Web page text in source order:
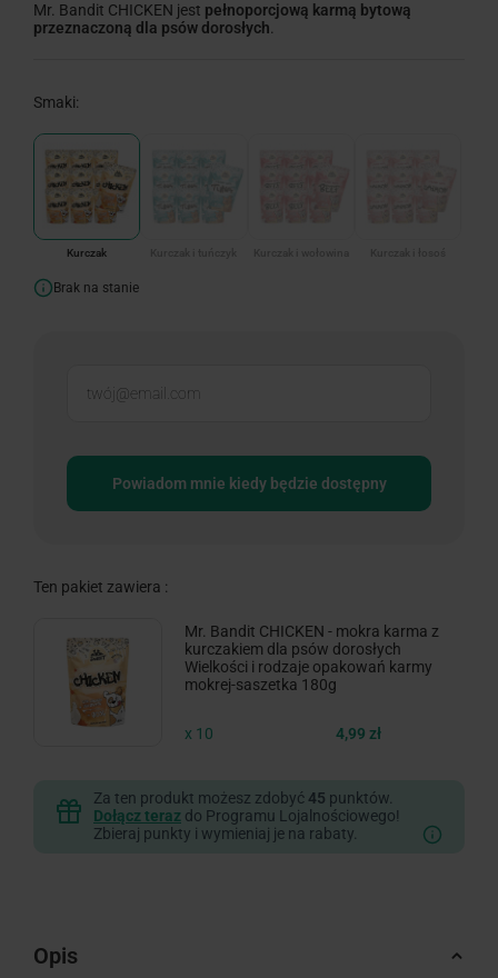
Mr. Bandit CHICKEN jest pełnoporcjową karmą bytową
przeznaczoną dla psów dorosłych
Smaki:
Kurczak
Brak na stanie
Powiadom mnie kiedy będzie dostępny
Ten pakiet zawiera :
Mr. Bandit CHICKEN - mokra karma z
kurczakiem dla psów dorosłych
Wielkości i rodzaje opakowań karmy
mokrej-saszetka 180g
x 10 4,99 zł
Za ten produkt możesz zdobyć 45 punktów.
Dołącz teraz do Programu Lojalnościowego!
Zbieraj punkty i wymieniaj je na rabaty.
Opis